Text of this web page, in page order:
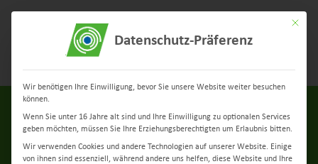
Menü
Mit
Datenschutz-Präferenz
Wir benötigen Ihre Einwilligung, bevor Sie unsere Website weiter besuchen
können.
Wenn Sie unter 16 Jahre alt sind und Ihre Einwilligung zu optionalen Services
geben möchten, müssen Sie Ihre Erziehungsberechtigten um Erlaubnis bitten.
Wir verwenden Cookies und andere Technologien auf unserer Website. Einige
von ihnen sind essenziell, während andere uns helfen, diese Website und Ihre